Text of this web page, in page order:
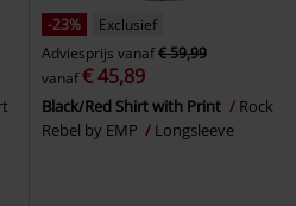
-23%
Exclusief
Adviesprijs vanaf€ 59,99
vanaf€ 45,89
Black/Red Shirt with Print
Rock
Rebel by EMP
Longsleeve